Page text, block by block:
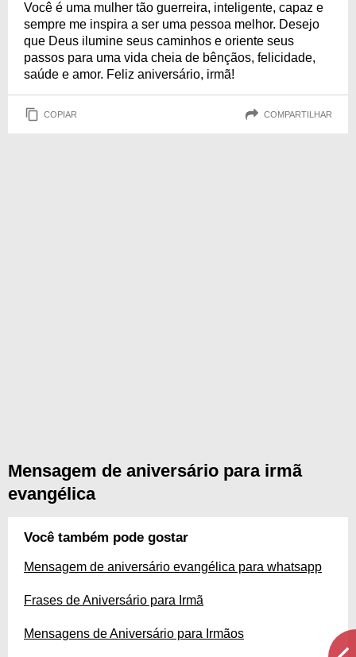
Você é uma mulher tão guerreira, inteligente, capaz e
sempre me inspira a ser uma pessoa melhor. Desejo
que Deus ilumine seus caminhos e oriente seus
passos para uma vida cheia de bênçãos, felicidade,
saúde e amor. Feliz aniversário, irmã!
COPIAR COMPARTILHAR
Mensagem de aniversário para irmã
evangélica
Você também pode gostar
Mensagem de aniversário evangélica para whatsapp
Frases de Aniversário para Irmã
Mensagens de Aniversário para Irmãos